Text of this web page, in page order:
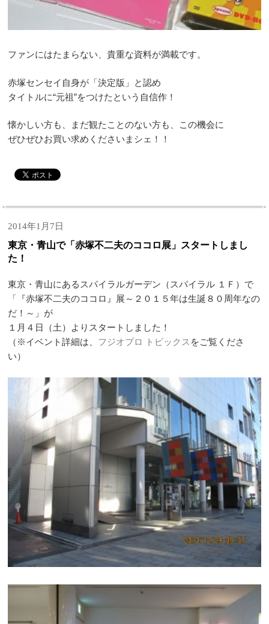
ファンにはたまらない、貴重な資料が満載です。
赤塚センセイ自身が「決定版」と認め
タイトルに“元祖”をつけたという自信作！
懐かしい方も、まだ観たことのない方も、この機会に
ぜひぜひお買い求めくださいまシェ！！
2014年1月7日
東京・青山で「赤塚不二夫のココロ展」スタートしまし
た！
東京・青山にあるスパイラルガーデン（スパイラル １Ｆ）で
「『赤塚不二夫のココロ』展～２０１５年は生誕８０周年なの
だ！～」が
１月４日（土）よりスタートしました！
（※イベント詳細は、 フジオプロ トピックス をご覧くださ
い）